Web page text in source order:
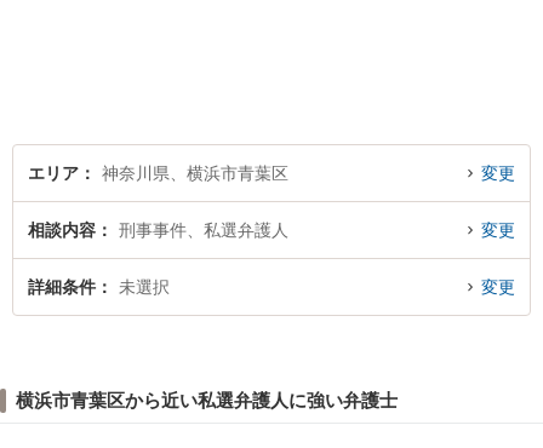
在籍】
エリア 神奈川県、横浜市青葉区 変更
相談内容 刑事事件、私選弁護人 変更
詳細条件 未選択 変更
横浜市青葉区から近い私選弁護人に強い弁護士